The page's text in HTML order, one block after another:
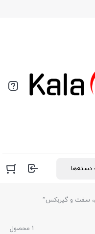
سفت و گیربکس”
1 محصول